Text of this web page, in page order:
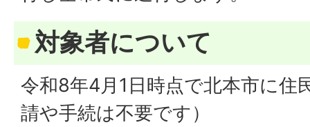
対象者について
令和8年4月1日時点で北本市に住
請や手続は不要です）